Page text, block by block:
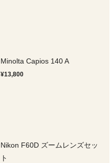
Minolta Capios 140 A
¥13,800
Nikon F60D ズームレンズセッ
ト